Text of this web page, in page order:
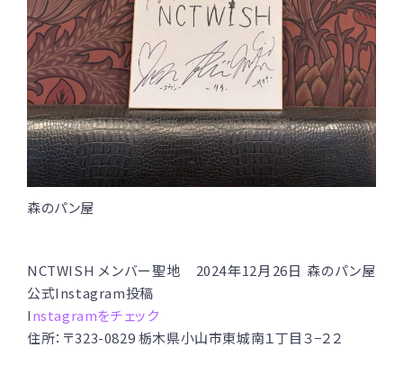
森のパン屋
NCTWISH メンバー聖地 2024年12月26日 森のパン屋
公式Instagram投稿
Instagramをチェック
住所：〒323-0829 栃木県小山市東城南１丁目３−２２